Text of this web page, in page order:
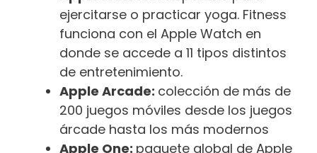
ejercitarse o practicar yoga. Fitness
funciona con el Apple Watch en
donde se accede a 11 tipos distintos
de entretenimiento.
Apple Arcade: colección de más de
200 juegos móviles desde los juegos
árcade hasta los más modernos
Apple One: paquete global de Apple